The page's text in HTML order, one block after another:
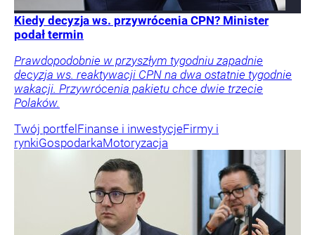
Kiedy decyzja ws. przywrócenia CPN? Minister
podał termin
Prawdopodobnie w przyszłym tygodniu zapadnie
decyzja ws. reaktywacji CPN na dwa ostatnie tygodnie
wakacji. Przywrócenia pakietu chce dwie trzecie
Polaków.
Twój portfelFinanse i inwestycjeFirmy i
rynkiGospodarkaMotoryzacja